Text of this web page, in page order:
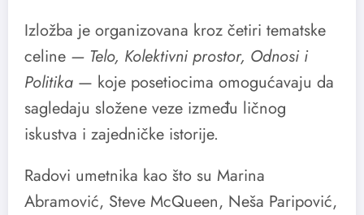
Izložba je organizovana kroz četiri tematske
celine — Telo, Kolektivni prostor, Odnosi i
Politika — koje posetiocima omogućavaju da
sagledaju složene veze između ličnog
iskustva i zajedničke istorije.
Radovi umetnika kao što su Marina
Abramović, Steve McQueen, Neša Paripović,